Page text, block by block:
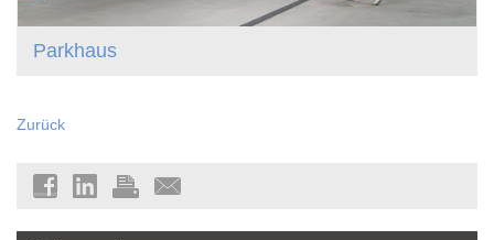
Parkhaus
Zurück